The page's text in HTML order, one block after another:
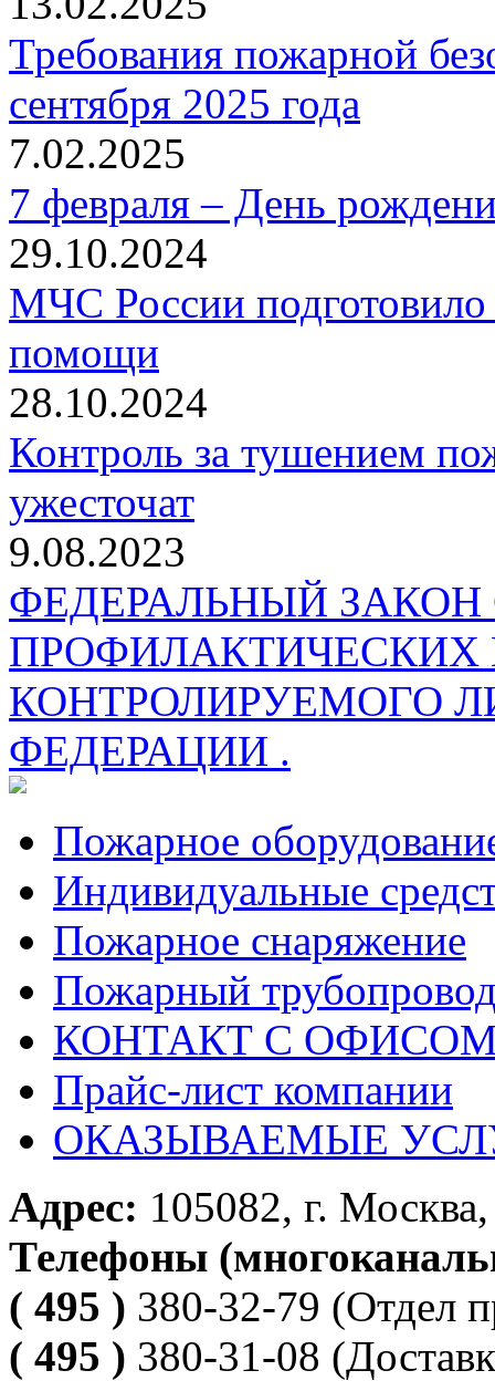
Требования пожарной
сентября 2025 года
7.02.2025
7 февраля – День
29.10.2024
МЧС России
помощи
28.10.2024
Контроль за тушением
ужесточат
9.08.2023
ФЕДЕРАЛЬНЫЙ
КОНТРОЛИРУЕМОГО
ФЕДЕРАЦИИ .
Пожарное
Индивидуальные
Пожарное снаряжение
Пожарный
КОНТАКТ С ОФИСОМ
Прайс-лист компании
ОКАЗЫВАЕМЫЕ
Адрес: 105082, г.
Телефоны
( 495 ) 380-32-79 (Отдел
( 495 ) 380-31-08